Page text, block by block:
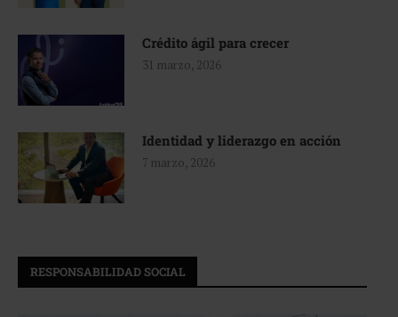
Crédito ágil para crecer
31 marzo, 2026
Identidad y liderazgo en acción
7 marzo, 2026
RESPONSABILIDAD SOCIAL